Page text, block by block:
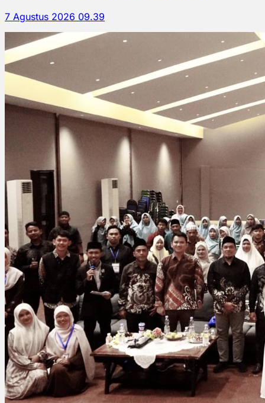
7 Agustus 2026 09.39